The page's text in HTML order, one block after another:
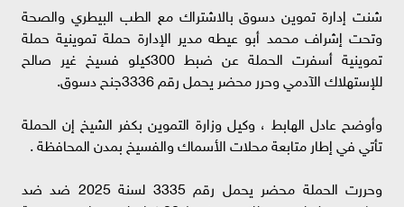
شنت إدارة تموين دسوق بالاشتراك مع الطب البيطري والصحة
وتحت إشراف محمد أبو عيطه مدير الإدارة حملة تموينية حملة
تموينية أسفرت الحملة عن ضبط 300كيلو فسيخ غير صالح
للإستهلاك الآدمي وحرر محضر يحمل رقم 3336جنح دسوق.
وأوضح عادل الهابط ، وكيل وزارة التموين بكفر الشيخ إن الحملة
تأتي في إطار متابعة محلات الأسماك والفسيخ بمدن المحافظة .
وحررت الحملة محضر يحمل رقم 3335 لسنة 2025 ضد ضد